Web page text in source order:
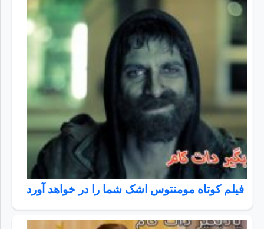
فیلم کوتاه مومنتوس اشک شما را در خواهد آورد